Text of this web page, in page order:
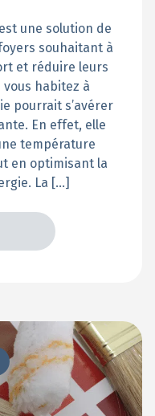
une solution de
souhaitant à
et réduire leurs
habitez à
pourrait s’avérer
En effet, elle
température
en optimisant la
La […]